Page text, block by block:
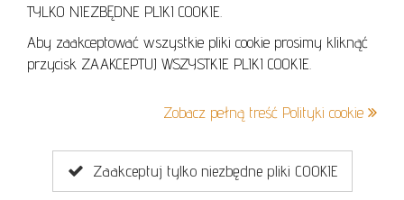
TYLKO NIEZBĘDNE PLIKI COOKIE.
Aby zaakceptować wszystkie pliki cookie prosimy kliknąć
przycisk ZAAKCEPTUJ WSZYSTKIE PLIKI COOKIE.
Zobacz pełną treść Polityki cookie
Zaakceptuj tylko niezbędne pliki COOKIE
+48 605 240 157